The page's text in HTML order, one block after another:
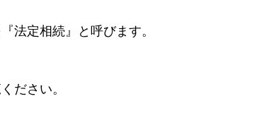
法定相続』と呼びます。
ださい。